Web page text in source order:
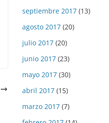
septiembre 2017 (13)
agosto 2017 (20)
julio 2017 (20)
junio 2017 (23)
mayo 2017 (30)
abril 2017 (15)
marzo 2017 (7)